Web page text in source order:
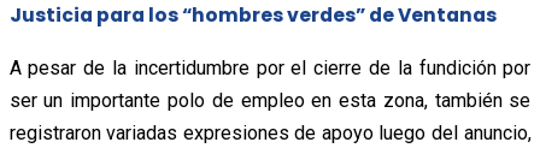
Justicia para los “hombres verdes” de Ventanas
A pesar de la incertidumbre por el cierre de la fundición por
ser un importante polo de empleo en esta zona, también se
registraron variadas expresiones de apoyo luego del anuncio,